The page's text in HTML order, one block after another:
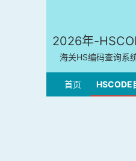
2026年-
海关HS编码查询系
首页 HSCODE